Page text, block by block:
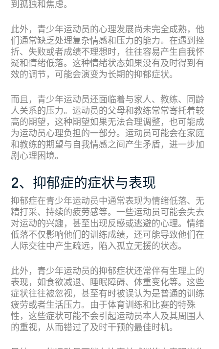
到孤独和焦虑。
此外，青少年运动员的心理发展尚未完全成熟，他
们通常缺乏处理复杂情感和压力的能力。在遇到挫
折、失败或者成绩不理想时，往往容易产生自我怀
疑和情绪低落。这种情绪状态如果没有及时得到有
效的调节，可能会演变为长期的抑郁症状。
而且，青少年运动员还面临着与家人、教练、同龄
人关系的压力。运动员的父母和教练常常寄托着较
高的期望，这种期望如果无法合理调整，也可能成
为运动员心理负担的一部分。运动员可能会在家庭
和教练的期望与自我情感之间产生矛盾，进一步加
剧心理困境。
2、抑郁症的症状与表现
抑郁症在青少年运动员中通常表现为情绪低落、无
精打采、持续的疲劳感等。一些运动员可能会失去
对运动的兴趣，甚至出现反感或逃避的心理。情绪
低落不仅影响他们的训练成绩，还可能导致他们在
人际交往中产生疏远，陷入孤立无援的状态。
此外，青少年运动员的抑郁症状还常伴有生理上的
表现，如食欲减退、睡眠障碍、体重变化等。这些
症状往往被忽视，甚至有时被误认为是普通的训练
疲劳或者生活压力。由于体育训练和比赛的特殊
性，这些症状可能不会引起运动员本人及其周围人
的重视，从而错过了及时干预的最佳时机。